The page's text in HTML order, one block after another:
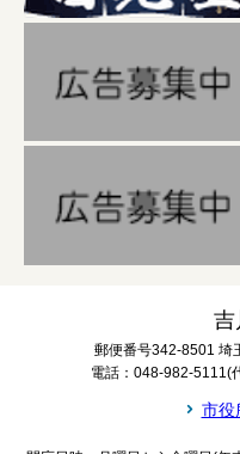
吉
郵便番号342-8501 埼
電話：048-982-
市役